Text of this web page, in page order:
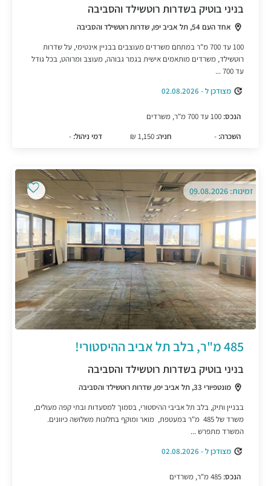
בניני בוטיק בשדרות רוטשילד והסביבה
אחד העם 54, תל אביב יפו, שדרות רוטשילד והסביבה
100 עד 700 מ"ר במתחם משרדים מעוצבים בבניין אינטימי, על שדרות
רוטשילד, משרדים מותאמים אישית בגמר גבוהה, מעוצב ומרוהט, בכל גודל
עד 700 ...
מצודכן ל - 02.08.2026
הנכס:
השכרה: - חניה: 1,150 ₪ דמי ניהול: -
זמינות: 09.08.2026
485 מ"ר, בלב תל אביב ההיסטורי!
בניני בוטיק בשדרות רוטשילד והסביבה
מונטפיורי 33, תל אביב יפו, שדרות רוטשילד והסביבה
בבניין ותיק, בלב תל אביבי ההיסטורי, בסמוך למסעדות ובתי קפה מעולים,
משרד של 485 מ"ר במעטפת, מואר ומוקף בחלונות משלושה כיוונים.
המשרד מתפרש ...
מצודכן ל - 02.08.2026
הנכס: